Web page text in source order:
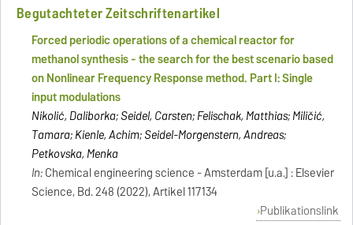
Begutachteter Zeitschriftenartikel
Forced periodic operations of a chemical reactor for
methanol synthesis - the search for the best scenario based
on Nonlinear Frequency Response method. Part I: Single
input modulations
Nikolić, Daliborka; Seidel, Carsten; Felischak, Matthias; Miličić,
Tamara; Kienle, Achim; Seidel-Morgenstern, Andreas;
Petkovska, Menka
In:Chemical engineering science - Amsterdam [u.a.] : Elsevier
Science, Bd. 248 (2022), Artikel 117134
Publikationslink